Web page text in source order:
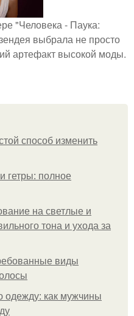
"Человека - Паука:
выбрала не просто
артефакт высокой моды.
способ изменить
гетры: полное
на светлые и
тона и ухода за
виды
одежду: как мужчины